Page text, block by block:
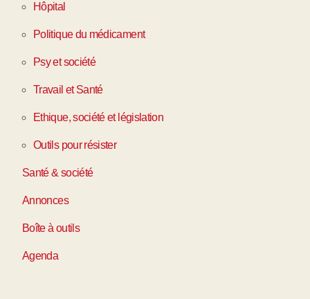
Hôpital
Politique du médicament
Psy et société
Travail et Santé
Ethique, société et législation
Outils pour résister
Santé & société
Annonces
Boîte à outils
Agenda